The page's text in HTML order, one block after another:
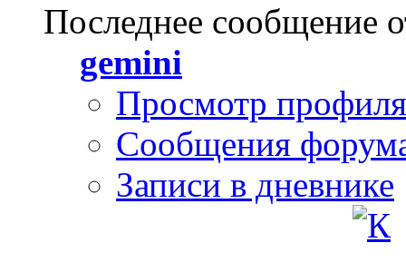
Последнее сообщение
gemini
Просмотр профиля
Сообщения
Записи в дневнике